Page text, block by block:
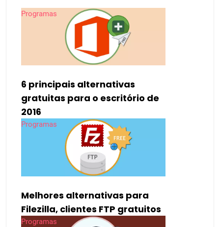
Programas
6 principais alternativas
gratuitas para o escritório de
2016
Programas
Melhores alternativas para
Filezilla, clientes FTP gratuitos
Programas